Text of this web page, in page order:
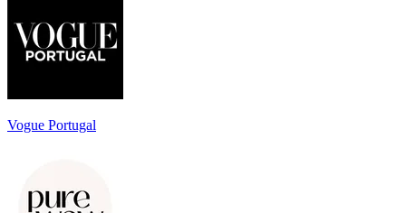
Vogue Portugal